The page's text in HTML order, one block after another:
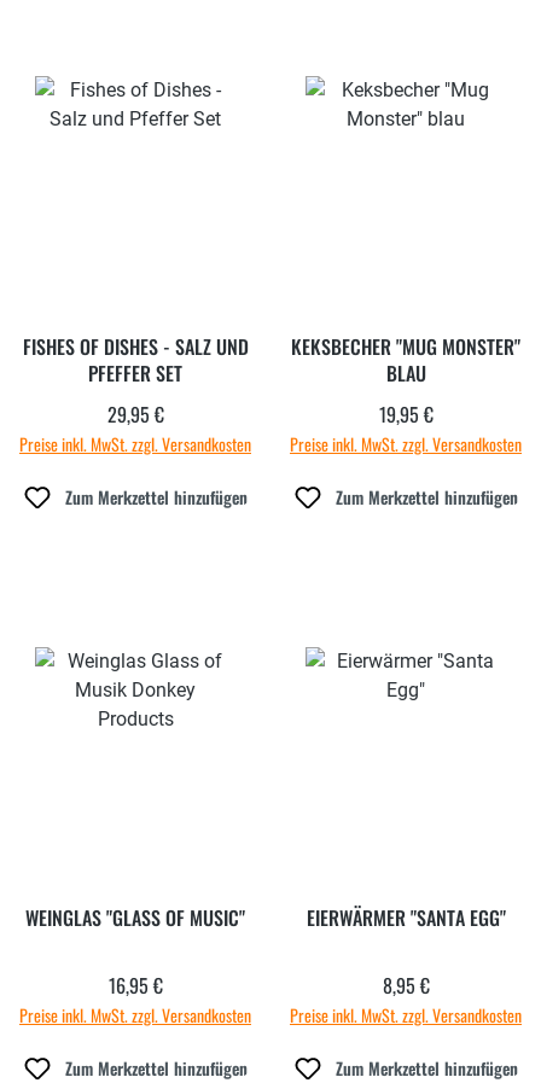
FISHES OF DISHES - SALZ UND
PFEFFER SET
Regulärer Preis:
29,95 €
Preise inkl. MwSt. zzgl. Versandkosten
Zum Merkzettel hinzufügen
KEKSBECHER "MUG MONSTER"
BLAU
Regulärer Preis:
19,95 €
Preise inkl. MwSt. zzgl. Versandkosten
Zum Merkzettel hinzufügen
WEINGLAS "GLASS OF MUSIC"
Regulärer Preis:
16,95 €
Preise inkl. MwSt. zzgl. Versandkosten
Zum Merkzettel hinzufügen
EIERWÄRMER "SANTA EGG"
Regulärer Preis:
8,95 €
Preise inkl. MwSt. zzgl. Versandkosten
Zum Merkzettel hinzufügen